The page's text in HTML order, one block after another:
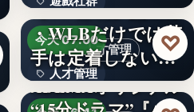
文字
THAN…
人才管理
今天 07:00
人才管理
文字
【9/2 富山】賃上げ
・WLBだけでは若
手は定着しない？
…
♡
ABEMAオリジナル